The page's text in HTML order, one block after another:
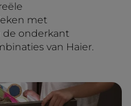
met
de onderkant
van Haier.